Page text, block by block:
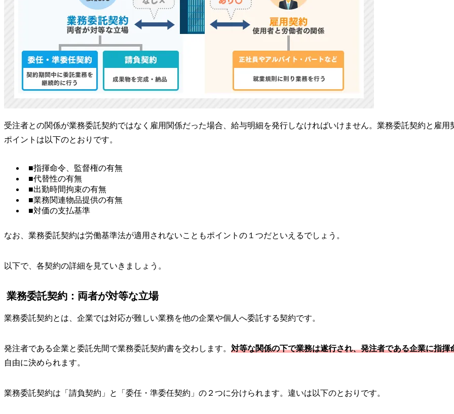
受注者との関係が業務委託契約ではなく雇用関係だった場合、給与明細を発行しなければいけません。業務委託契約と雇
ポイントは以下のとおりです。
■指揮命令、監督権の有無
■代替性の有無
■出勤時間拘束の有無
■業務関連物品提供の有無
■対価の支払基準
なお、業務委託契約は労働基準法が適用されないこともポイントの１つだといえるでしょう。
以下で、各契約の詳細を見ていきましょう。
業務委託契約：両者が対等な立場
業務委託契約とは、企業では対応が難しい業務を他の企業や個人へ委託する契約です。
発注者である企業と委託先間で業務委託契約書を交わします。 対等な関係の下で業務は遂行され、発注者である企業に指揮
自由に決められます。
業務委託契約は「請負契約」と「委任・準委任契約」の２つに分けられます。違いは以下のとおりです。